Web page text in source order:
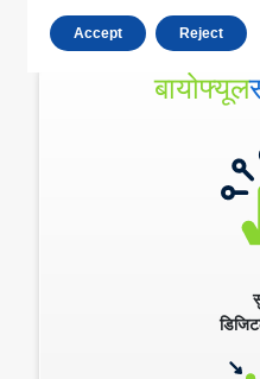
बायोफ्यूल
Accept Reject